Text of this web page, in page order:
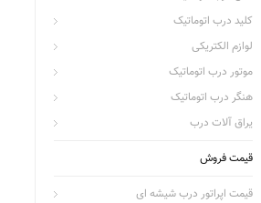
کلید درب اتوماتیک
لوازم الکتریکی
موتور درب اتوماتیک
هنگر درب اتوماتیک
یراق آلات درب
قیمت فروش
قیمت اپراتور درب شیشه ای